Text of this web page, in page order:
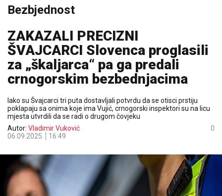
Bezbjednost
ZAKAZALI PRECIZNI
ŠVAJCARCI Slovenca proglasili
za „škaljarca“ pa ga predali
crnogorskim bezbednjacima
Iako su Švajcarci tri puta dostavljali potvrdu da se otisci prstiju
poklapaju sa onima koje ima Vujić, crnogorski inspektori su na licu
mjesta utvrdili da se radi o drugom čovjeku
Autor: Vladimir Vuković
06.09.2025.
16:49
0